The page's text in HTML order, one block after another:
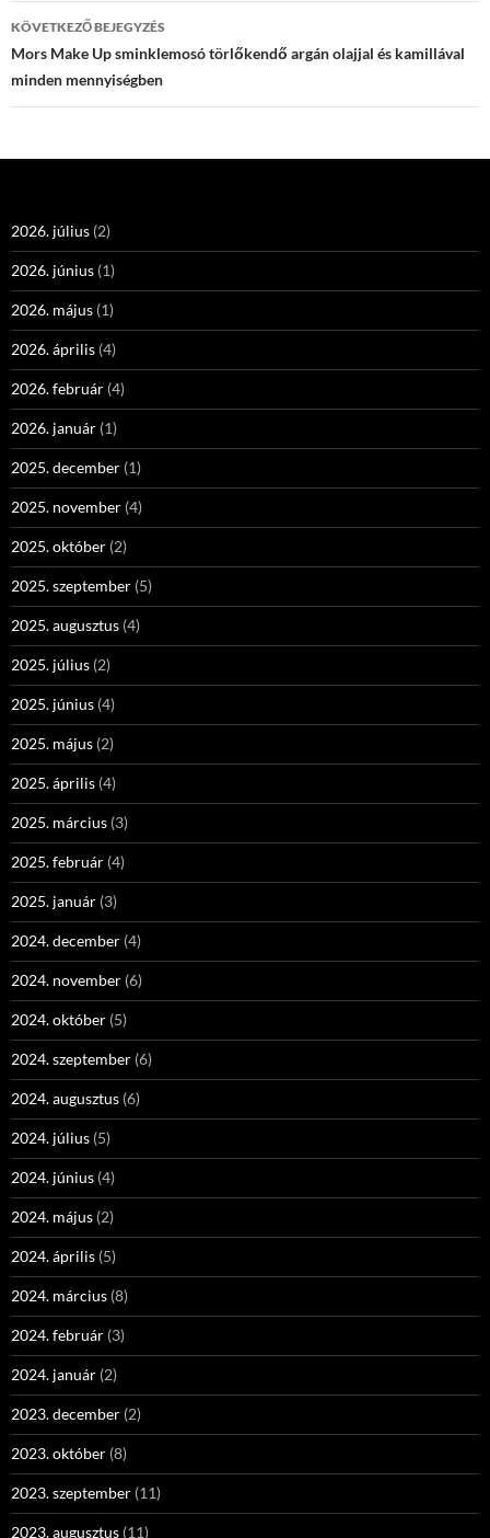
KÖVETKEZŐ BEJEGYZÉS
Mors Make Up sminklemosó törlőkendő argán olajjal és kamillával
minden mennyiségben
2026. július (2)
2026. június (1)
2026. május (1)
2026. április (4)
2026. február (4)
2026. január (1)
2025. december (1)
2025. november (4)
2025. október (2)
2025. szeptember (5)
2025. augusztus (4)
2025. július (2)
2025. június (4)
2025. május (2)
2025. április (4)
2025. március (3)
2025. február (4)
2025. január (3)
2024. december (4)
2024. november (6)
2024. október (5)
2024. szeptember (6)
2024. augusztus (6)
2024. július (5)
2024. június (4)
2024. május (2)
2024. április (5)
2024. március (8)
2024. február (3)
2024. január (2)
2023. december (2)
2023. október (8)
2023. szeptember (11)
2023. augusztus (11)